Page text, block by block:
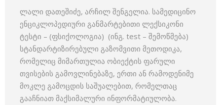
ლალი დათეშიძე, არჩილ შენგელია. სამედიცინო
ენციკლოპედიური განმარტებითი ლექსიკონი
ტესტი – (ფსიქოლოგია) (ინგ. test – შემოწმება)
სტანდარტიზირებული გაზომვითი მეთოდიკა,
რომელიც მიმართულია ობიექტის ფარული
თვისების გამოვლინებაზე, ერთი ან რამოდენიმე
მოკლე გამოცდის საშუალებით, რომელთაც
გააჩნიათ მაქსიმალური ინფორმატიულობა.